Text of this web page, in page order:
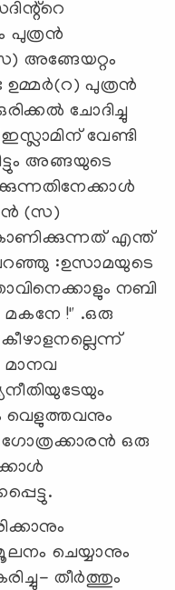
പുത്രൻ
അങ്ങേയറ്റം
പുത്രൻ
ചോദിച്ചു
വേണ്ടി
അങ്ങയുടെ
(സ)
എന്ത്
:ഉസാമയുടെ
നബി
മകനേ !" .ഒരു
മാനവ
വെളുത്തവനും
ഗോത്രക്കാരൻ ഒരു
ചെയ്യാനും
തീർത്തും